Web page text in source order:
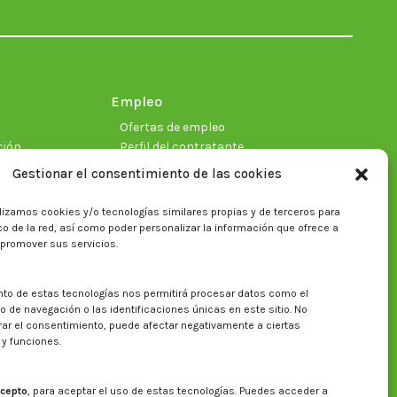
Gestionar el consentimiento de las cookies
cookies y/o tecnologías similares propias y de terceros para
de la red, así como poder personalizar la información que ofrece a
sus servicios.
de estas tecnologías nos permitirá procesar datos como el
de navegación o las identificaciones únicas en este sitio. No
el consentimiento, puede afectar negativamente a ciertas
funciones.
, para aceptar el uso de estas tecnologías. Puedes acceder a
new new new new new new
Empleo
Ofertas de empleo
Perfil del contratante
Buscar en la web del CITA
Buscar: